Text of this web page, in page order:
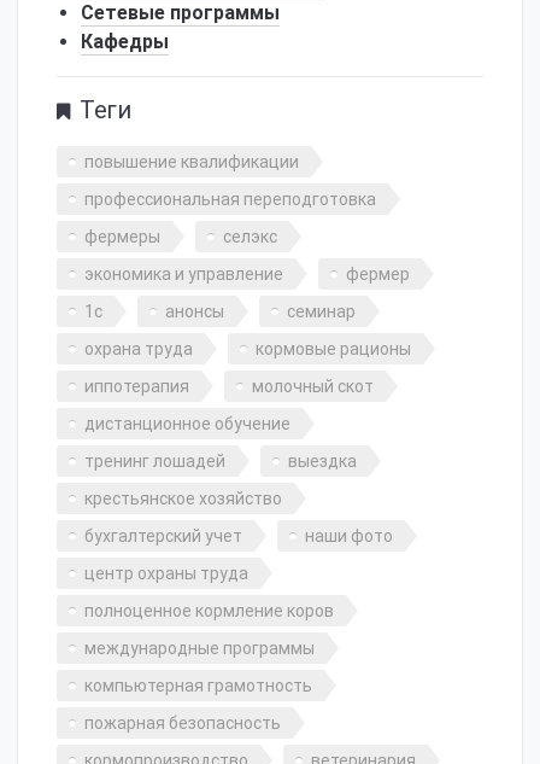
Сетевые программы
Кафедры
Теги
повышение квалификации
профессиональная переподготовка
фермеры
селэкс
экономика и управление
фермер
1с
анонсы
семинар
охрана труда
кормовые рационы
иппотерапия
молочный скот
дистанционное обучение
тренинг лошадей
выездка
крестьянское хозяйство
бухгалтерский учет
наши фото
центр охраны труда
полноценное кормление коров
международные программы
компьютерная грамотность
пожарная безопасность